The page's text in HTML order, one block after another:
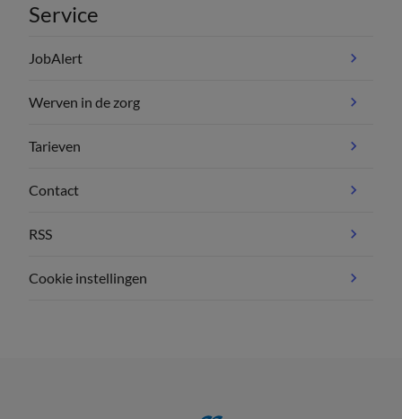
Service
JobAlert
Werven in de zorg
Tarieven
Contact
RSS
Cookie instellingen